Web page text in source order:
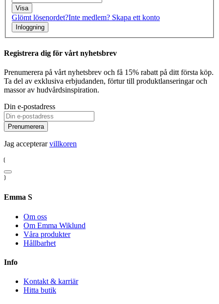
Visa
Glömt lösenordet?Inte medlem? Skapa ett konto
Inloggning
Registrera dig för vårt nyhetsbrev
Prenumerera på vårt nyhetsbrev och få 15% rabatt på ditt första köp.
Ta del av exklusiva erbjudanden, förtur till produktlanseringar och
massor av hudvårdsinspiration.
Din e-postadress
Prenumerera
Jag accepterarvillkoren
Emma S
Om oss
Om Emma Wiklund
Våra produkter
Hållbarhet
Info
Kontakt & karriär
Hitta butik